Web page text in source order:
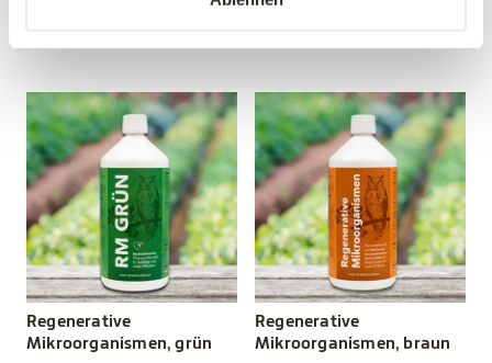
Stärkung vor Schädlingen
Regenerative
Mikroorganismen, grün
Regenerative
Mikroorganismen, braun